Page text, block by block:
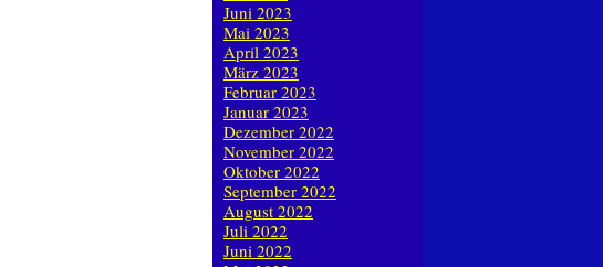
Juni 2023
Mai 2023
April 2023
März 2023
Februar 2023
Januar 2023
Dezember 2022
November 2022
Oktober 2022
September 2022
August 2022
Juli 2022
Juni 2022